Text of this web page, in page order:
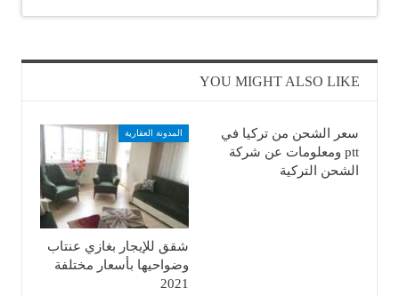
YOU MIGHT ALSO LIKE
سعر الشحن من تركيا في
ptt ومعلومات عن شركة
الشحن التركية
المدونة العقارية
شقق للإيجار بغازي عنتاب
وضواحيها بأسعار مختلفة
2021